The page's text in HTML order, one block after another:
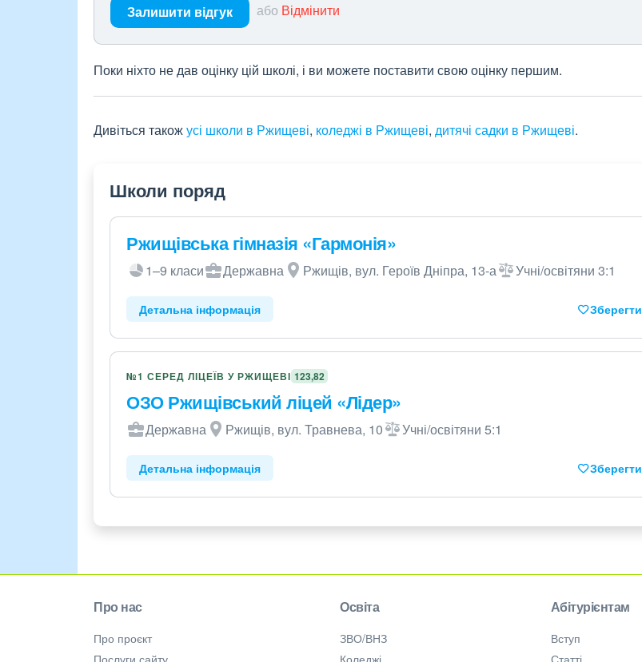
Залишити відгук або Відмінити
Поки ніхто не дав оцінку цій школі, і ви можете поставити свою оцінку першим.
Дивіться такожусі школи в Ржищеві, коледжі в Ржищеві, дитячі садки в Ржищеві.
Школи поряд
Ржищівська гімназія «Гармонія»
1–9 класи Державна Ржищів, вул. Героїв Дніпра, 13-а Учні/освітяни 3:1
Детальна інформація Зберегти
№1 СЕРЕД ЛІЦЕЇВ У РЖИЩЕВІ 123,82
ОЗО Ржищівський ліцей «Лідер»
Державна Ржищів, вул. Травнева, 10 Учні/освітяни 5:1
Детальна інформація Зберегти
Про нас
Про проєкт
Послуги сайту
Освіта
ЗВО/ВНЗ
Коледжі
Абітурієнтам
Вступ
Статті